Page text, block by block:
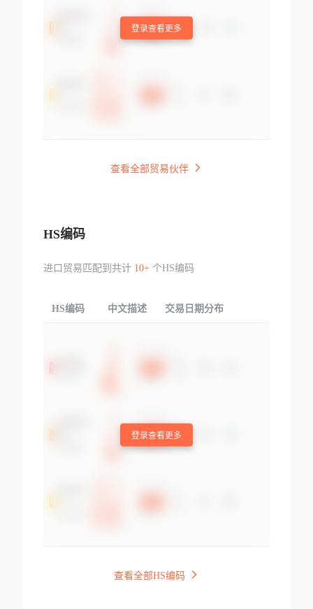
登录查看更多
查看全部贸易伙伴
HS编码
进口贸易匹配到共计 10+个HS编码
HS编码 中文描述 交易日期分布
登录查看更多
查看全部HS编码